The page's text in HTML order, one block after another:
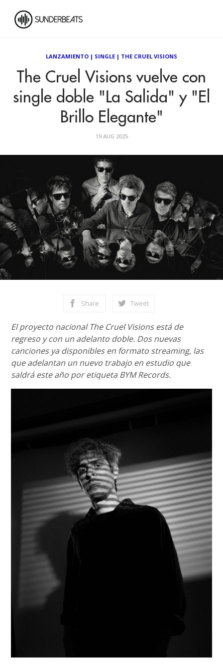
LANZAMIENTO | SINGLE | THE CRUEL VISIONS
The Cruel Visions vuelve con
single doble "La Salida" y "El
Brillo Elegante"
19 AUG 2025
Share Tweet
El proyecto nacional The Cruel Visions está de
regreso y con un adelanto doble. Dos nuevas
canciones ya disponibles en formato streaming, las
que adelantan un nuevo trabajo en estudio que
saldrá este año por etiqueta BYM Records.